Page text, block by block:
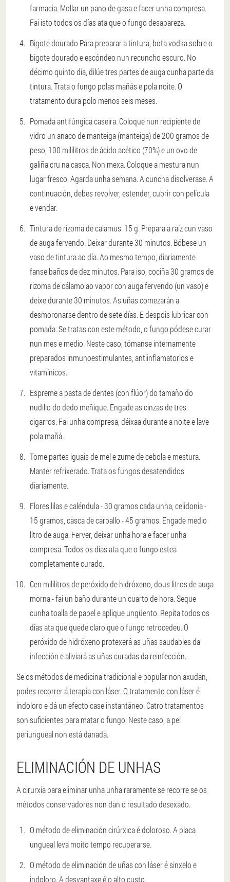
farmacia. Mollar un pano de gasa e facer unha compresa.
Fai isto todos os días ata que o fungo desapareza.
Bigote dourado Para preparar a tintura, bota vodka sobre o
bigote dourado e escóndeo nun recuncho escuro. No
décimo quinto día, dilúe tres partes de auga cunha parte da
tintura. Trata o fungo polas mañás e pola noite. O
tratamento dura polo menos seis meses.
Pomada antifúngica caseira. Coloque nun recipiente de
vidro un anaco de manteiga (manteiga) de 200 gramos de
peso, 100 mililitros de ácido acético (70%) e un ovo de
galiña cru na casca. Non mexa. Coloque a mestura nun
lugar fresco. Agarda unha semana. A cuncha disolverase. A
continuación, debes revolver, estender, cubrir con película
e vendar.
Tintura de rizoma de calamus: 15 g. Prepara a raíz cun vaso
de auga fervendo. Deixar durante 30 minutos. Bóbese un
vaso de tintura ao día. Ao mesmo tempo, diariamente
fanse baños de dez minutos. Para iso, cociña 30 gramos de
rizoma de cálamo ao vapor con auga fervendo (un vaso) e
deixe durante 30 minutos. As uñas comezarán a
desmoronarse dentro de sete días. E despois lubricar con
pomada. Se tratas con este método, o fungo pódese curar
nun mes e medio. Neste caso, tómanse internamente
preparados inmunoestimulantes, antiinflamatorios e
vitamínicos.
Espreme a pasta de dentes (con flúor) do tamaño do
nudillo do dedo meñique. Engade as cinzas de tres
cigarros. Fai unha compresa, déixaa durante a noite e lave
pola mañá.
Tome partes iguais de mel e zume de cebola e mestura.
Manter refrixerado. Trata os fungos desatendidos
diariamente.
Flores lilas e caléndula - 30 gramos cada unha, celidonia -
15 gramos, casca de carballo - 45 gramos. Engade medio
litro de auga. Ferver, deixar unha hora e facer unha
compresa. Todos os días ata que o fungo estea
completamente curado.
Cen mililitros de peróxido de hidróxeno, dous litros de auga
morna - fai un baño durante un cuarto de hora. Seque
cunha toalla de papel e aplique ungüento. Repita todos os
días ata que quede claro que o fungo retrocedeu. O
peróxido de hidróxeno protexerá as uñas saudables da
infección e aliviará as uñas curadas da reinfección.
Se os métodos de medicina tradicional e popular non axudan,
podes recorrer á terapia con láser. O tratamento con láser é
indoloro e dá un efecto case instantáneo. Catro tratamentos
son suficientes para matar o fungo. Neste caso, a pel
periungueal non está danada.
ELIMINACIÓN DE UNHAS
A cirurxía para eliminar unha unha raramente se recorre se os
métodos conservadores non dan o resultado desexado.
O método de eliminación cirúrxica é doloroso. A placa
ungueal leva moito tempo recuperarse.
O método de eliminación de uñas con láser é sinxelo e
indoloro. A desvantaxe é o alto custo.